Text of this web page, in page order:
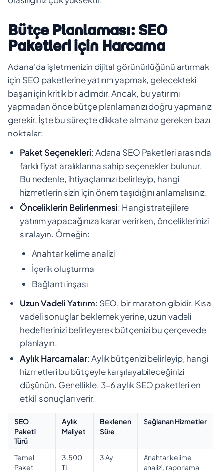
Bütçe Planlaması: SEO
Paketleri için Harcama
Adana'da işletmenizin dijital görünürlüğünü artırmak
için SEO paketlerine yatırım yapmak, gelecekteki
başarı için kritik bir adımdır. Ancak, bu yatırımı
yapmadan önce bütçe planlamanızı doğru yapmanız
gerekir. İşte bu süreçte dikkate almanız gereken bazı
noktalar:
Paket Seçenekleri: Adana SEO Paketleri arasında
farklı fiyat aralıklarına sahip seçenekler bulunur.
Bu nedenle, ihtiyaçlarınızı belirleyip, hangi
hizmetlerin sizin için önem taşıdığını anlamalısınız.
Önceliklerin Belirlenmesi: Hangi stratejilere
yatırım yapacağınıza karar verirken, önceliklerinizi
sıralayın. Örneğin:
Anahtar kelime analizi
İçerik oluşturma
Bağlantı inşası
Uzun Vadeli Yatırım: SEO, bir maraton gibidir. Kısa
vadeli sonuçlar beklemek yerine, uzun vadeli
hedeflerinizi belirleyerek bütçenizi bu çerçevede
planlayın.
Aylık Harcamalar: Aylık bütçenizi belirleyip, hangi
hizmetleri bu bütçeyle karşılayabileceğinizi
düşünün. Genellikle, 3-6 aylık SEO paketleri en
etkili sonuçları verir.
SEO
Paketi
Türü
Aylık
Maliyet
Beklenen
Süre
Sağlanan Hizmetler
Temel
Paket
3.500
TL
3 Ay
Anahtar kelime
analizi, raporlama